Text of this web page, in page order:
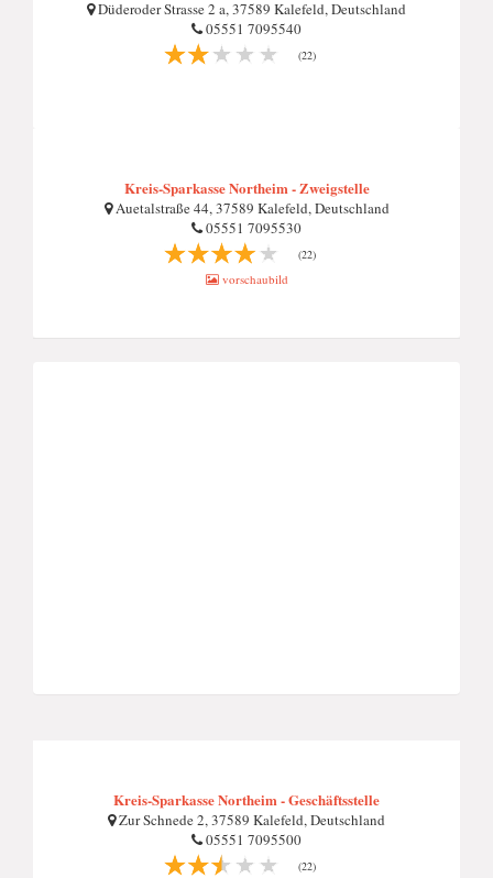
Düderoder Strasse 2 a, 37589 Kalefeld, Deutschland
05551 7095540
(22)
Kreis-Sparkasse Northeim - Zweigstelle
Auetalstraße 44, 37589 Kalefeld, Deutschland
05551 7095530
(22)
vorschaubild
Kreis-Sparkasse Northeim - Geschäftsstelle
Zur Schnede 2, 37589 Kalefeld, Deutschland
05551 7095500
(22)